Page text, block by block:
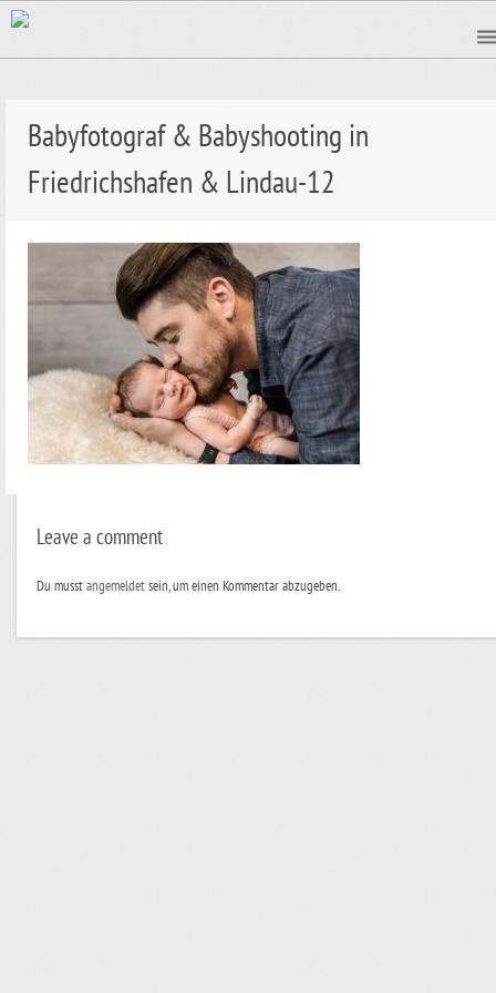
Babyfotograf & Babyshooting in
Friedrichshafen & Lindau-12
Leave a comment
Du musstangemeldetsein, um einen Kommentar abzugeben.